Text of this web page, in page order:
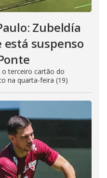
Zubeldía
está suspenso
terceiro cartão do
na quarta-feira (19)